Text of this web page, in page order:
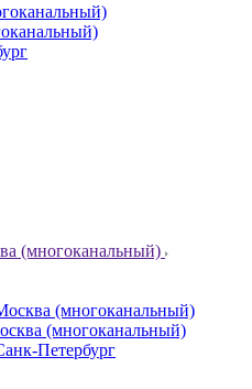
(многоканальный)
(многоканальный)
(многоканальный)
Петербург